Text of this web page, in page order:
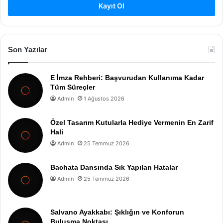
Kayıt Ol
Son Yazılar
E İmza Rehberi: Başvurudan Kullanıma Kadar
Tüm Süreçler
Admin 1 Ağustos 2026
Özel Tasarım Kutularla Hediye Vermenin En Zarif
Hali
Admin 25 Temmuz 2026
Bachata Dansında Sık Yapılan Hatalar
Admin 25 Temmuz 2026
Salvano Ayakkabı: Şıklığın ve Konforun
Buluşma Noktası